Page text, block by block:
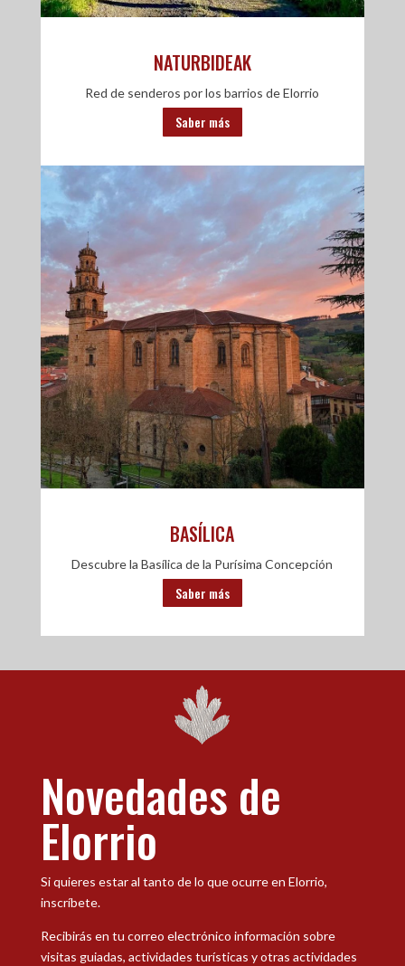
NATURBIDEAK
Red de senderos por los barrios de Elorrio
Saber más
BASÍLICA
Descubre la Basílica de la Purísima Concepción
Saber más
Novedades de
Elorrio
Si quieres estar al tanto de lo que ocurre en Elorrio,
inscríbete.
Recibirás en tu correo electrónico información sobre
visitas guiadas, actividades turísticas y otras actividades